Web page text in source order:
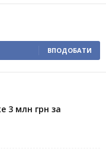
ВПОДОБАТИ
3 млн грн за